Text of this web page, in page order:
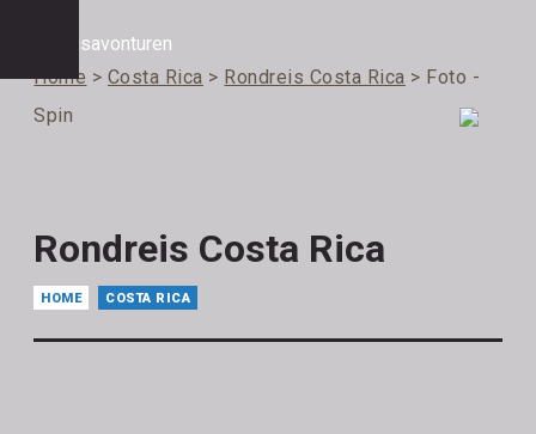
Home > Costa Rica > Rondreis Costa Rica > Foto -
Spin
Rondreis Costa Rica
HOME COSTA RICA